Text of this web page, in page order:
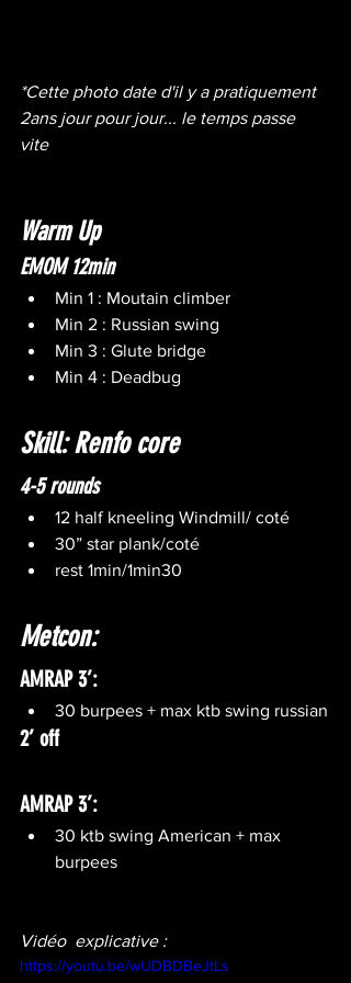
*Cette photo date d'il y a pratiquement
2ans jour pour jour... le temps passe
vite
Warm Up
EMOM 12min
Min 1 : Moutain climber
Min 2 : Russian swing
Min 3 : Glute bridge
Min 4 : Deadbug
Skill: Renfo core
4-5 rounds
12 half kneeling Windmill/ coté
30” star plank/coté
rest 1min/1min30
Metcon:
AMRAP 3’:
30 burpees + max ktb swing russian
2’ off
AMRAP 3’:
30 ktb swing American + max
burpees
Vidéo  explicative :
https://youtu.be/wUDBDBeJtLs